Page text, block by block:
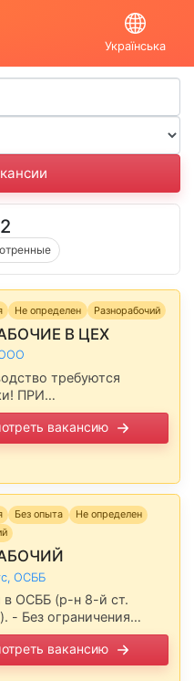
Українська
Не определен Разнорабочий
В ЦЕХ
ООО
требуются
ПРИ
ОФОРМЛЯЕМ
на работу
Условия: •
•
…
вакансию
Без опыта
Не определен
ОСББ
в ОСББ (р-н 8-й ст.
- Без ограничения
Своевременная выплата
условия оговариваются
- Г/р
вакансию